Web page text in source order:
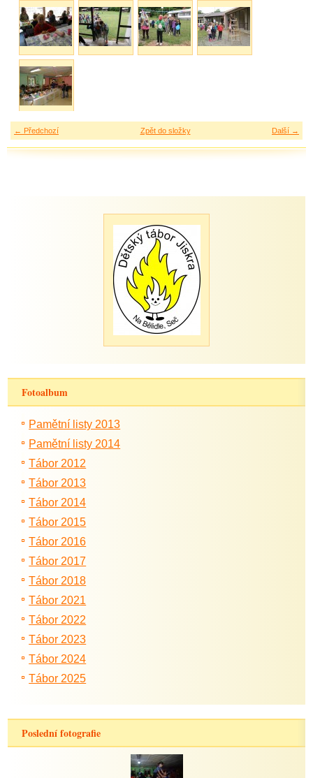
← Předchozí Další →
Zpět do složky
Fotoalbum
Pamětní listy 2013
Pamětní listy 2014
Tábor 2012
Tábor 2013
Tábor 2014
Tábor 2015
Tábor 2016
Tábor 2017
Tábor 2018
Tábor 2021
Tábor 2022
Tábor 2023
Tábor 2024
Tábor 2025
Poslední fotografie